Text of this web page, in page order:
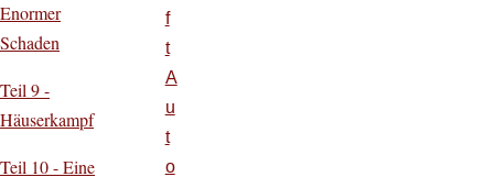
Enormer
Schaden
Teil 9 -
Häuserkampf
Teil 10 - Eine
f
t
A
u
t
o